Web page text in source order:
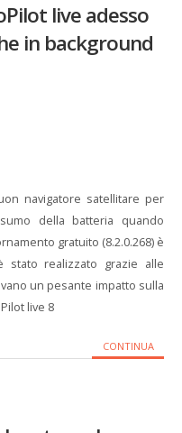
live adesso
in background
navigatore satellitare per
della batteria quando
gratuito (8.2.0.268) è
realizzato grazie alle
un pesante impatto sulla
live 8
CONTINUA